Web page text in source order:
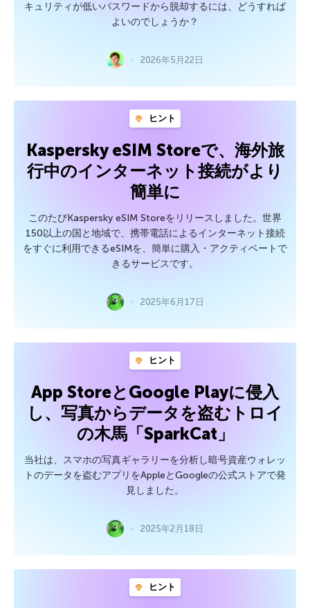
キュリティが低いパスワードから脱却するには、どうすれば
よいのでしょうか？
2026年5月22日
ヒント
Kaspersky eSIM Storeで、海外旅
行中のインターネット接続がより
簡単に
このたびKaspersky eSIM Storeをリリースしました。世界
150以上の国と地域で、携帯電話によるインターネット接続
をすぐに利用できるeSIMを、簡単に購入・アクティベートで
きるサービスです。
2025年6月17日
ヒント
App StoreとGoogle Playに侵入
し、写真からデータを盗むトロイ
の木馬「SparkCat」
当社は、スマホの写真ギャラリーを分析し暗号資産ウォレッ
トのデータを盗むアプリをAppleとGoogleの公式ストアで発
見しました。
2025年2月18日
ヒント